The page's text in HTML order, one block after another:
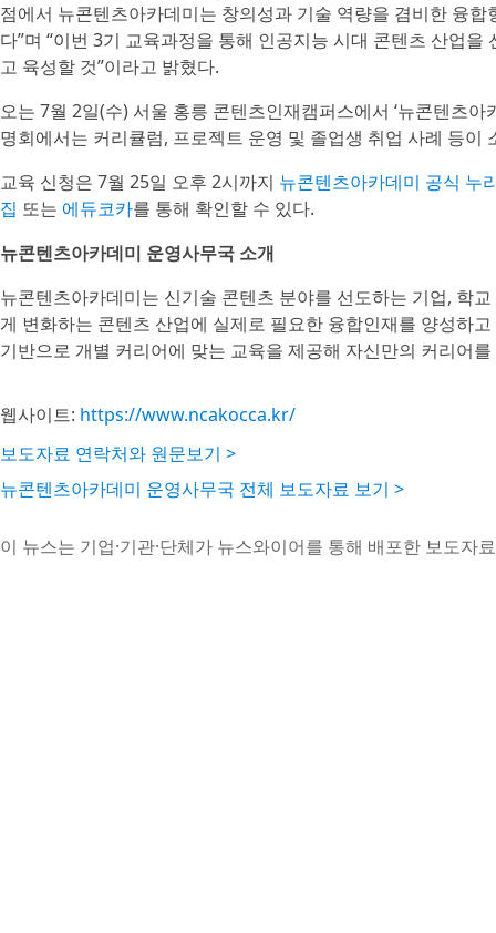
점에서 뉴콘텐츠아카데미는 창의성과 기술 역량을 겸비한 융
다”며 “이번 3기 교육과정을 통해 인공지능 시대 콘텐츠 산업
고 육성할 것”이라고 밝혔다.
오는 7월 2일(수) 서울 홍릉 콘텐츠인재캠퍼스에서 ‘뉴콘텐츠
명회에서는 커리큘럼, 프로젝트 운영 및 졸업생 취업 사례 등이
교육 신청은 7월 25일 오후 2시까지 뉴콘텐츠아카데미 공식 누
집 또는 에듀코카를 통해 확인할 수 있다.
뉴콘텐츠아카데미 운영사무국 소개
뉴콘텐츠아카데미는 신기술 콘텐츠 분야를 선도하는 기업, 학
게 변화하는 콘텐츠 산업에 실제로 필요한 융합인재를 양성하
기반으로 개별 커리어에 맞는 교육을 제공해 자신만의 커리어
웹사이트: https://www.ncakocca.kr/
보도자료 연락처와 원문보기 >
뉴콘텐츠아카데미 운영사무국 전체 보도자료 보기 >
이 뉴스는 기업·기관·단체가 뉴스와이어를 통해 배포한 보도자